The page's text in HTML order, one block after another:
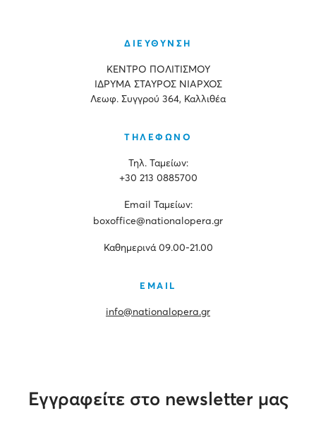
ΔΙΕΥΘΥΝΣΗ
ΚΕΝΤΡΟ ΠΟΛΙΤΙΣΜΟΥ
ΙΔΡΥΜΑ ΣΤΑΥΡΟΣ ΝΙΑΡΧΟΣ
Λεωφ. Συγγρού 364, Καλλιθέα
ΤΗΛΕΦΩΝΟ
Τηλ. Ταμείων:
+30 213 0885700
Εmail Ταμείων:
boxoffice@nationalopera.gr
Καθημερινά 09.00-21.00
EMAIL
info@nationalopera.gr
Εγγραφείτε στο newsletter μας